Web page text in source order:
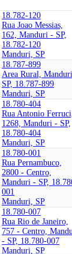
18.782-120
Rua Joao Messias,
162, Manduri - SP,
18.782-120
Manduri, SP
18.787-899
Area Rural,
SP, 18.787-899
Manduri, SP
18.780-404
Rua Antonio
1268, Manduri - SP,
18.780-404
Manduri, SP
18.780-001
Rua Pernambuco,
2800 - Centro,
Manduri - SP,
001
Manduri, SP
18.780-007
Rua Rio de Janeiro,
757 - Centro,
- SP, 18.780-007
Manduri, SP